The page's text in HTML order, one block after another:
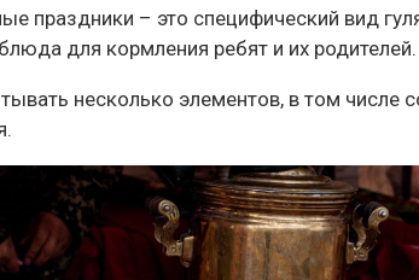
праздники – это специфический вид
для кормления ребят и их
несколько элементов, в том числе